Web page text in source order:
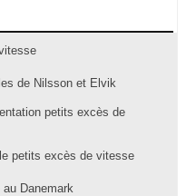
de Nilsson et Elvik
petits excès de
petits excès de vitesse
Danemark